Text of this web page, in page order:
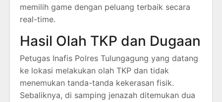
memilih game dengan peluang terbaik secara
real-time.
Hasil Olah TKP dan Dugaan
Petugas Inafis Polres Tulungagung yang datang
ke lokasi melakukan olah TKP dan tidak
menemukan tanda-tanda kekerasan fisik.
Sebaliknya, di samping jenazah ditemukan dua